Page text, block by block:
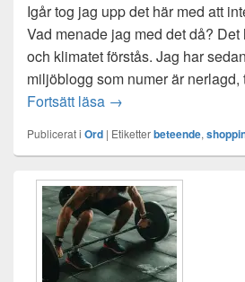
Igår tog jag upp det här med att
Vad menade jag med det då?
och klimatet förstås. Jag har
miljöblogg som numer är nerlagd,
Fortsätt läsa Att leva som man typ
→
Publicerat i Ord | Etiketterbeteende,
Primära
sidofältet
Widget
område